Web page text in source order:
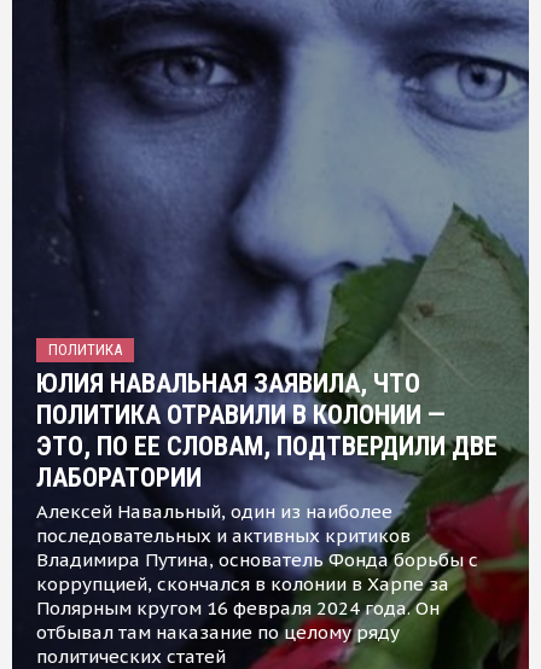
ПОЛИТИКА
ЮЛИЯ НАВАЛЬНАЯ ЗАЯВИЛА, ЧТО
ПОЛИТИКА ОТРАВИЛИ В КОЛОНИИ —
ЭТО, ПО ЕЕ СЛОВАМ, ПОДТВЕРДИЛИ ДВЕ
ЛАБОРАТОРИИ
Алексей Навальный, один из наиболее
последовательных и активных критиков
Владимира Путина, основатель Фонда борьбы с
коррупцией, скончался в колонии в Харпе за
Полярным кругом 16 февраля 2024 года. Он
отбывал там наказание по целому ряду
политических статей